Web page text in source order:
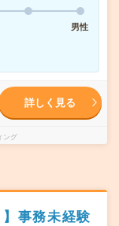
男性
詳しく見る
ング
事務未経験